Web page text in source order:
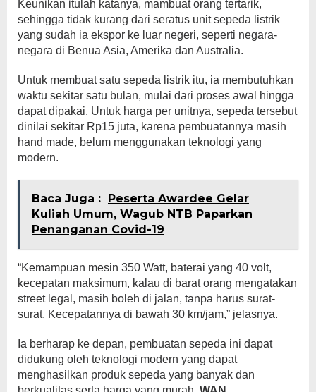
Keunikan itulah katanya, mambuat orang tertarik,
sehingga tidak kurang dari seratus unit sepeda listrik
yang sudah ia ekspor ke luar negeri, seperti negara-
negara di Benua Asia, Amerika dan Australia.
Untuk membuat satu sepeda listrik itu, ia membutuhkan
waktu sekitar satu bulan, mulai dari proses awal hingga
dapat dipakai. Untuk harga per unitnya, sepeda tersebut
dinilai sekitar Rp15 juta, karena pembuatannya masih
hand made, belum menggunakan teknologi yang
modern.
Baca Juga :
Peserta Awardee Gelar
Kuliah Umum, Wagub NTB Paparkan
Penanganan Covid-19
“Kemampuan mesin 350 Watt, baterai yang 40 volt,
kecepatan maksimum, kalau di barat orang mengatakan
street legal, masih boleh di jalan, tanpa harus surat-
surat. Kecepatannya di bawah 30 km/jam,” jelasnya.
Ia berharap ke depan, pembuatan sepeda ini dapat
didukung oleh teknologi modern yang dapat
menghasilkan produk sepeda yang banyak dan